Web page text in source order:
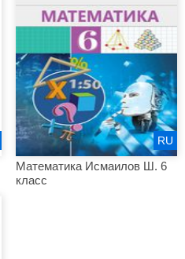
Математика Исмаилов Ш. 6
класс
RU